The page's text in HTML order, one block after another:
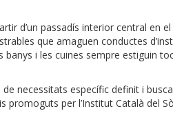
d’un passadís interior central en
que amaguen conductes
i les cuines sempre estiguin
necessitats específic definit i
per l’Institut Català del